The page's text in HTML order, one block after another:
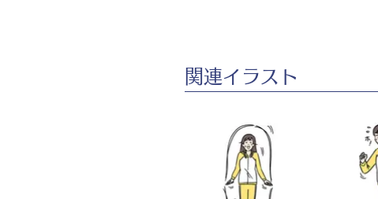
​関連イラスト